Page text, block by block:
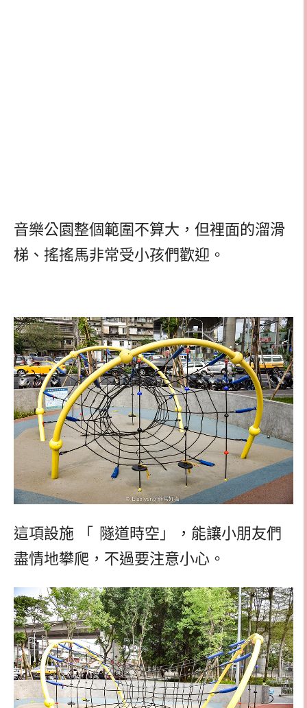
音樂公園整個範圍不算大，但裡面的溜滑
梯、搖搖馬非常受小孩們歡迎。
這項設施 「 隧道時空 」
，能讓小朋友們
盡情地攀爬，不過要注意小心。